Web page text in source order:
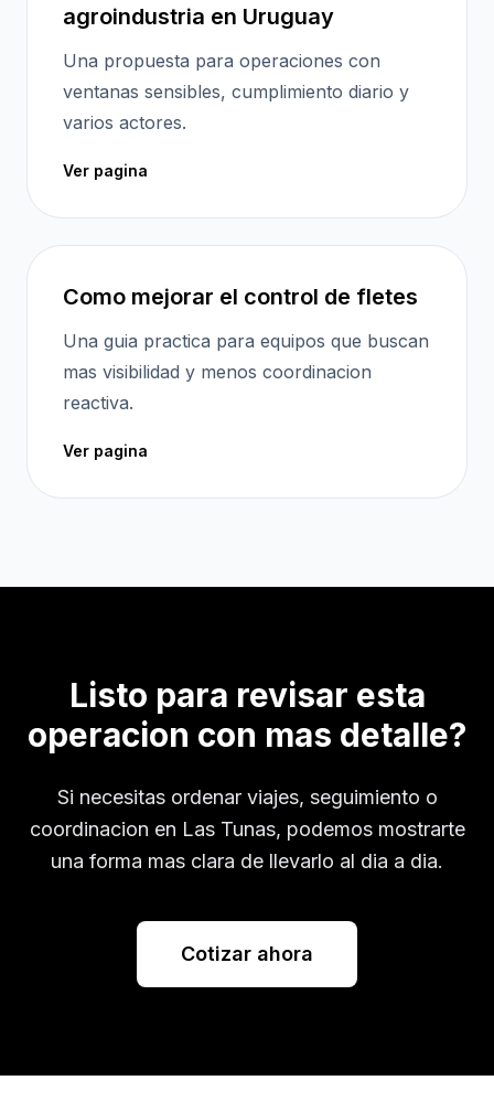
agroindustria en Uruguay
Una propuesta para operaciones con
ventanas sensibles, cumplimiento diario y
varios actores.
Ver pagina
Como mejorar el control de fletes
Una guia practica para equipos que buscan
mas visibilidad y menos coordinacion
reactiva.
Ver pagina
Listo para revisar esta
operacion con mas detalle?
Si necesitas ordenar viajes, seguimiento o
coordinacion en Las Tunas, podemos mostrarte
una forma mas clara de llevarlo al dia a dia.
Cotizar ahora